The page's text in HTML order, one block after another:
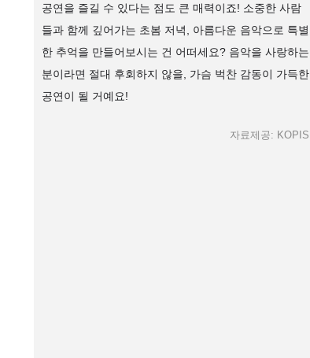
공연을 즐길 수 있다는 점도 큰 매력이죠! 소중한 사람
들과 함께 깊어가는 초봄 저녁, 아름다운 음악으로 특별
한 추억을 만들어보시는 건 어떠세요? 음악을 사랑하는
분이라면 절대 후회하지 않을, 가슴 벅찬 감동이 가득한
공연이 될 거예요!
자료제공: KOPIS